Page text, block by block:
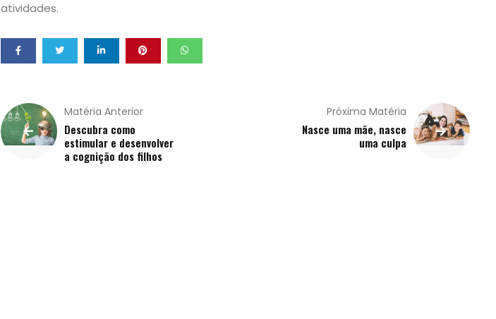
e
Qualidade
Vida
Sexualidade
atividades.
Matéria Anterior
Descubra como
estimular e desenvolver
a cognição dos filhos
Próxima Matéria
Nasce uma mãe, nasce
uma culpa